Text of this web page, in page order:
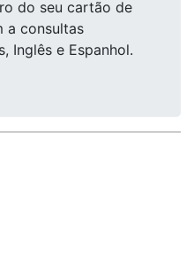
do seu cartão de
a consultas
Inglês e Espanhol.